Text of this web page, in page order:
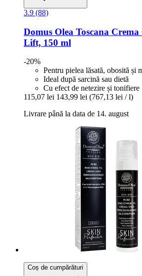
3.9 (88)
Domus Olea Toscana Crema
Lift, 150 ml
-20%
Pentru pielea lăsată, obosită și
Ideal după sarcină sau dietă
Cu efect de netezire și tonifiere
115,07 lei 143,99 lei (767,13 lei / l)
Livrare până la data de 14. august
Coș de cumpărături